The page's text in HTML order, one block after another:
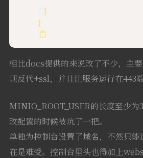
    }
}
相比docs提供的来说改了不少，主
现反代+ssl，并且让服务运行在443端
MINIO_ROOT_USER的长度至少为
改配置的时候被坑了一把。
单独为控制台设置了域名，不然只
在是难受。控制台里头也得加上